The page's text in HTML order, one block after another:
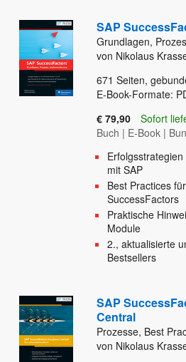
SAP
Grundlagen,
von Nikolaus
671 Seiten,
E-Book-Formate:
€ 79,90
Sofort
Buch | E-Book |
mit SAP
Best Practices
SuccessFactors
Praktische
Module
2., aktualisierte
Bestsellers
SAP
Central
Prozesse, Best
von Nikolaus